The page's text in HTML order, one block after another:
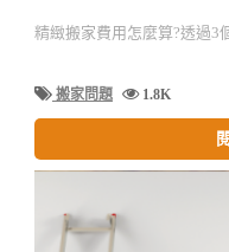
精緻搬家費用怎麼算?透過3
搬家問題 1.8K